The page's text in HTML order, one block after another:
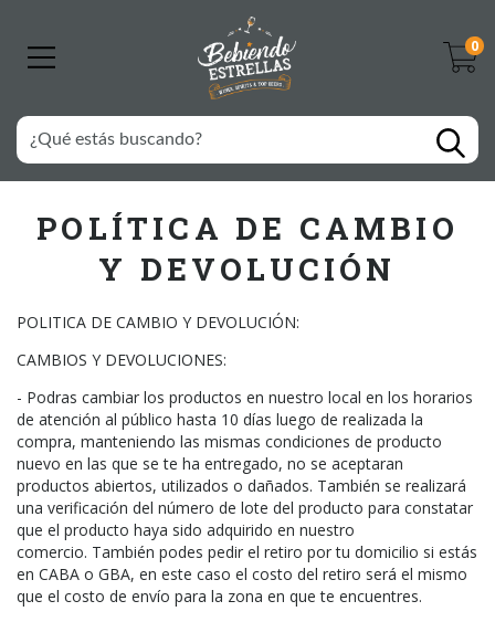
0
POLÍTICA DE CAMBIO
Y DEVOLUCIÓN
POLITICA DE CAMBIO Y DEVOLUCIÓN:
CAMBIOS Y DEVOLUCIONES:
- Podras cambiar los productos en nuestro local en los horarios
de atención al público hasta 10 días luego de realizada la
compra, manteniendo las mismas condiciones de producto
nuevo en las que se te ha entregado, no se aceptaran
productos abiertos, utilizados o dañados. También se realizará
una verificación del número de lote del producto para constatar
que el producto haya sido adquirido en nuestro
comercio. También podes pedir el retiro por tu domicilio si estás
en CABA o GBA, en este caso el costo del retiro será el mismo
que el costo de envío para la zona en que te encuentres.